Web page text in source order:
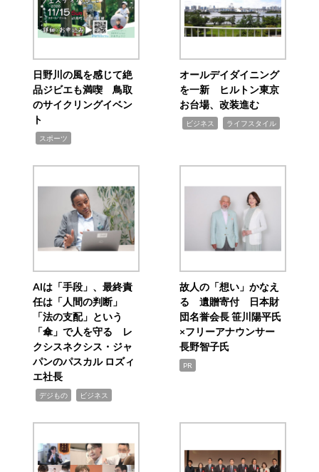
日野川の風を感じて絶
品ジビエも満喫 鳥取
のサイクリングイベン
ト
スポーツ
オールデイダイニング
を一新 ヒルトン東京
お台場、改装進む
ビジネス ライフスタイル
AIは「手段」、最終責
任は「人間の判断」
「法の支配」という
「傘」で人を守る レ
クシスネクシス・ジャ
パンのパスカル ロズィ
エ社長
デジもの ビジネス
故人の「想い」かなえ
る 遺贈寄付 日本財
団名誉会長 笹川陽平氏
×フリーアナウンサー
長野智子氏
PR